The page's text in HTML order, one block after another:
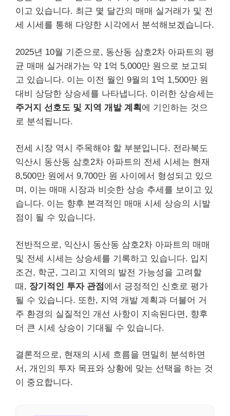
이고 있습니다. 최근 몇 달간의 매매 실거래가 및 전
세 시세를 통해 다양한 시각에서 분석해보겠습니다.
2025년 10월 기준으로, 동산동 삼호2차 아파트의 평
균 매매 실거래가는 약 1억 5,000만 원으로 보고되
고 있습니다. 이는 이전 월인 9월의 1억 1,500만 원
대비 상당한 상승세를 나타냅니다. 이러한 상승세는
주거지 선호도 및 지역 개발 계획 에 기인하는 것으
로 분석됩니다.
전세 시장 역시 주목해야 할 부분입니다. 전라북도
익산시 동산동 삼호2차 아파트의 전세 시세는 현재
8,500만 원에서 9,700만 원 사이에서 형성되고 있으
며, 이는 매매 시장과 비슷한 상승 추세를 보이고 있
습니다. 이는 향후 본격적인 매매 시세 상승의 시발
점이 될 수 있습니다.
전반적으로, 익산시 동산동 삼호2차 아파트의 매매
및 전세 시세는 상승세를 기록하고 있습니다. 입지
조건, 학군, 그리고 지역의 발전 가능성을 고려할
때, 장기적인 투자 관점 에서 긍정적인 신호로 평가
될 수 있습니다. 또한, 지역 개발 계획과 더불어 거
주 환경의 실질적인 개선 사항이 지속된다면, 향후
더 큰 시세 상승이 기대될 수 있습니다.
결론적으로, 현재의 시세 흐름을 면밀히 분석하면
서, 개인의 투자 목표와 상황에 맞는 선택을 하는 것
이 중요합니다.